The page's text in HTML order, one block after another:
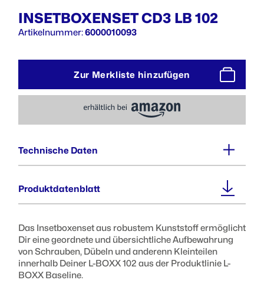
INSETBOXENSET CD3 LB 102
Artikelnummer:6000010093
Zur Merkliste hinzufügen
Technische Daten
Gewicht :
0,8 kg
Produktdatenblatt
Das Insetboxenset aus robustem Kunststoff ermöglicht
Dir eine geordnete und übersichtliche Aufbewahrung
von Schrauben, Dübeln und anderenn Kleinteilen
innerhalb Deiner L-BOXX 102 aus der Produktlinie L-
BOXX Baseline.